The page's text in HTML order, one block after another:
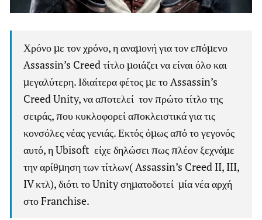
Χρόνο με τον χρόνο, η αναμονή για τον επόμενο
Assassin’s Creed τίτλο μοιάζει να είναι όλο και
μεγαλύτερη. Ιδιαίτερα φέτος με το Assassin’s
Creed Unity, να αποτελεί τον πρώτο τίτλο της
σειράς, που κυκλοφορεί αποκλειστικά για τις
κονσόλες νέας γενιάς. Εκτός όμως από το γεγονός
αυτό, η Ubisoft είχε δηλώσει πως πλέον ξεχνάμε
την αρίθμηση των τίτλων( Assassin’s Creed II, III,
IV κτλ), διότι το Unity σηματοδοτεί μία νέα αρχή
στο Franchise.